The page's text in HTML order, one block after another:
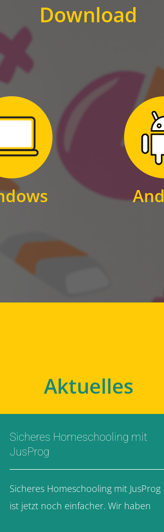
Download
Windows
Zum
für
Aktuelles
Sicheres Homeschooling mit
JusProg
Sicheres Homeschooling mit JusProg
ist jetzt noch einfacher. Wir haben